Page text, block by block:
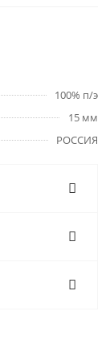
100% п/э
15 мм
РОССИЯ